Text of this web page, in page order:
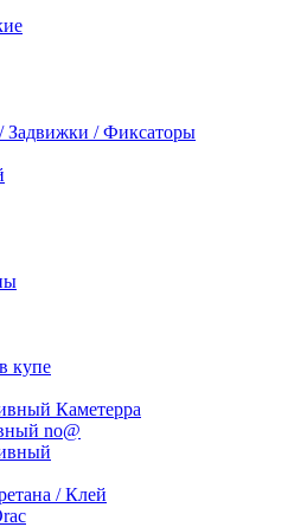
Задвижки / Фиксаторы
купе
Каметерра
no@
/ Клей